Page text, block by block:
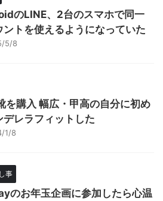
のLINE、2台のスマホで同一
ントを使えるようになっていた
5/8
を購入 幅広・甲高の自分に初め
デレラフィットした
1/8
事
のお年玉企画に参加したら心温